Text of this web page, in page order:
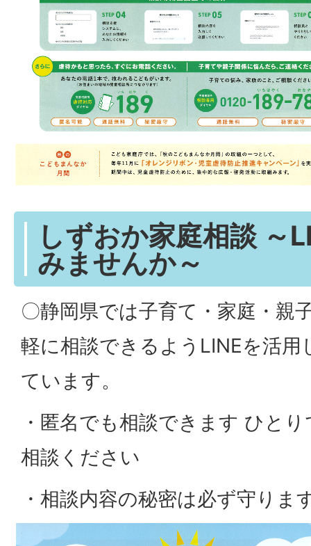
しずおか家庭相談 ～
みませんか～
〇静岡県では子育て・家庭・親
軽に相談できるようLINEを活用
ています。
・匿名でも相談できます ひと
相談ください
・相談内容の秘密は必ず守りま